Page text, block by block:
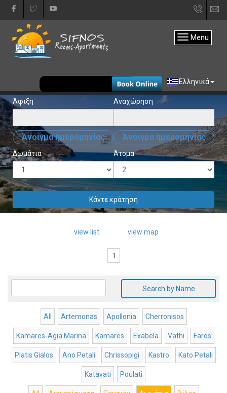
+30
31333
Menu
Ελληνικά
EUR
Άφιξη
Άνοιγμα ημερομηνίας
Αναχώρηση
Άνοιγμα ημερομηνίας
Δωμάτια Άτομα
Κάντε κράτηση
view list view map
1
Search by Name
All Artemonas Apollonia Cherronisos
Kamares-Agia Marina Kamares Exabela Vathi Faros
Platis Gialos Ano Petali Chrissopigi Kastro Kato Petali
Katavati Poulati